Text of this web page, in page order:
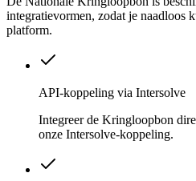
integratievormen, zodat je naadloos
platform.
API-koppeling via Intersolve
Integreer de Kringloopbon
onze Intersolve-koppeling.